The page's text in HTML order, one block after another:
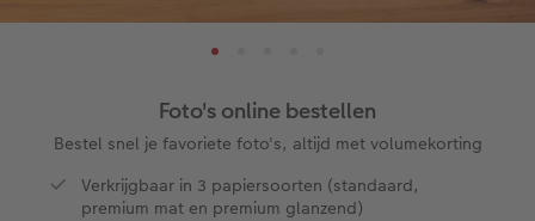
XL
XXL Liggend
Compact Liggend
Retro prints
Square prints
Fine art prints
Foto op acrylglas
Foto op galerijprint
Foto op forex
Verjaardagskalenders
Fineline wandkalender
Om op te schrijven
Speelgoed
Textiel
Fotomagneten
Menu- en tafelkaarten
Trouwkaarten
Babykaarten
Baby & Kind
Huwelijk
Huisdieren
Cadeaus voor haar
Cadeaus voor kinderen
Cadeaus voor dieren
Foto's online bestellen
Bestel snel je favoriete foto's, altijd met volumekorting
Verkrijgbaar in 3 papiersoorten (standaard,
premium mat en premium glanzend)